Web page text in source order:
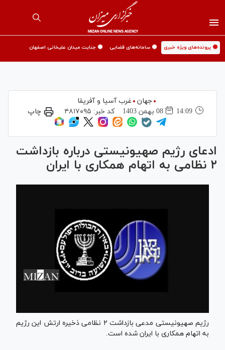
🟡 پرونده‌های ویژه خبری 🟡 سامانه‌های قضایی 🟡 جنایت میدان علیخانی اصفهان
جهان
غرب آسیا و آفریقا
14:09
08 بهمن 1403 کد خبر: ۴۸۱۷۰۹۵ چاپ
ادعای رژیم صهیونیستی درباره بازداشت
۲ نظامی به اتهام همکاری با ایران
رژیم صهیونیستی مدعی بازداشت ۲ نظامی ذخیره ارتش این رژیم
به اتهام همکاری با ایران شده است.